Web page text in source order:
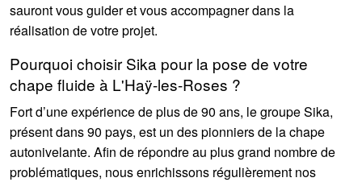
sauront vous guider et vous accompagner dans la
réalisation de votre projet.
Pourquoi choisir Sika pour la pose de votre
chape fluide à L'Haÿ-les-Roses ?
Fort d’une expérience de plus de 90 ans, le groupe Sika,
présent dans 90 pays, est un des pionniers de la chape
autonivelante. Afin de répondre au plus grand nombre de
problématiques, nous enrichissons régulièrement nos